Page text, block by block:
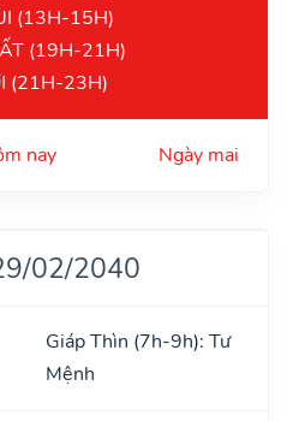
(13H-15H)
(19H-21H)
(21H-23H)
nay Ngày mai
02/2040
Giáp Thìn (7h-9h): Tư
Mệnh